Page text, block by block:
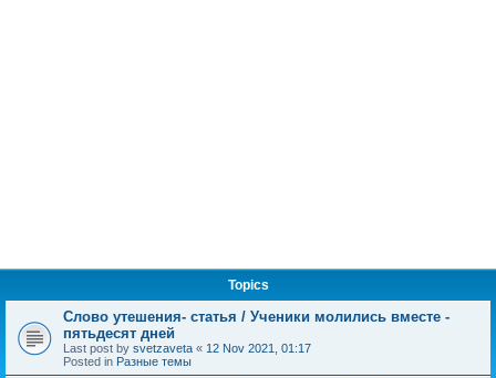
Topics
Слово утешения- статья / Ученики молились вместе -
пятьдесят дней
Last post by svetzaveta « 12 Nov 2021, 01:17
Posted in Разные темы